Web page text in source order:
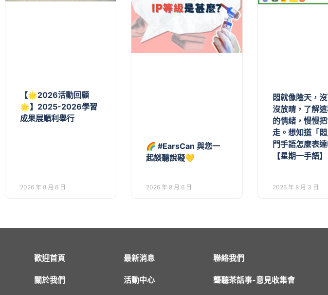
【🌟2026活動回顧
🌟】2025-2026學習
成果展順利舉行
2026 年 8 月 6 日
🌈 #EarsCan 與您一
起談聽說礙💛
2026 年 8 月 6 日
悶就像陰天，
沒放晴，了解
的情緒，慢慢
走。想知道「
門手語怎麼表
【星期一手語】
2026 年 8 月 3 日
歡迎首頁
關於我們
最新消息
活動中心
聯絡我們
聾聽茶話事-意見收集會